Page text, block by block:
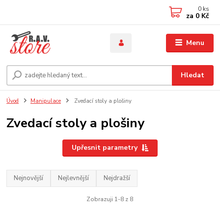
Menu
Hledat
0 ks
za 0 Kč
Úvod Manipulace Zvedací stoly a plošiny
Zvedací stoly a plošiny
Upřesnit parametry
Nejnovější Nejlevnější Nejdražší
Zobrazuji 1-8 z 8